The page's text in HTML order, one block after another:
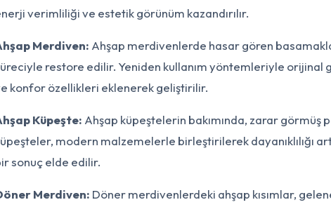
verimliliği ve estetik görünüm kazandırılır.
Merdiven: Ahşap merdivenlerde hasar gören
restore edilir. Yeniden kullanım yöntemleriyle orijinal
konfor özellikleri eklenerek geliştirilir.
Küpeşte: Ahşap küpeştelerin bakımında, zarar görmüş
modern malzemelerle birleştirilerek dayanıklılığı
sonuç elde edilir.
Merdiven: Döner merdivenlerdeki ahşap kısımlar,
Yazmaya başlayın...